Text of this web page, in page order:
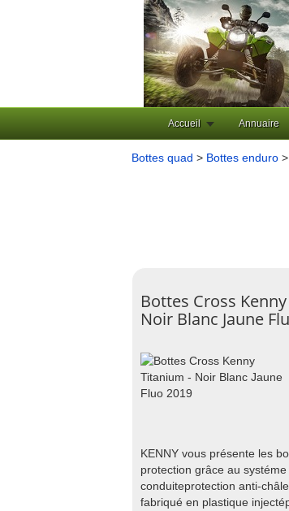
Accueil Annuaire
Bottes quad > Bottes enduro
Bottes Cross
Noir Blanc Jaune
KENNY vous présente les
protection grâce au
conduiteprotection anti-
fabriqué en plastique